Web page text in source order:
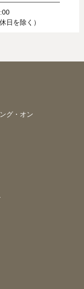
日を除く）
グ・オン